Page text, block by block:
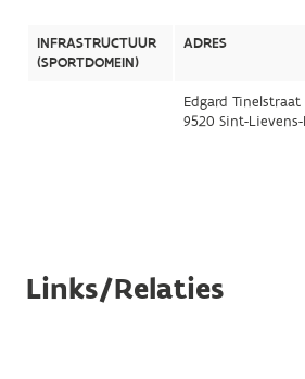
INFRASTRUCTUUR
(SPORTDOMEIN)
ADRES
Edgard Tinelstraat
9520 Sint-
Links/Relaties